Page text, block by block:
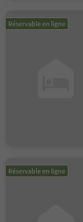
Réservable en ligne
Réservable en ligne